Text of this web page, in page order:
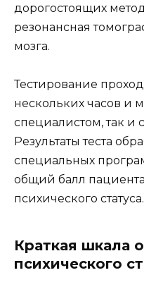
дорогостоящих
резонансная
мозга.
Тестирование
нескольких часов и
специалистом, так и
Результаты теста
специальных
общий балл
психического статуса.
Краткая шкала
психического